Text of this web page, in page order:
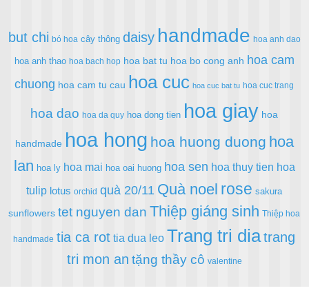
but chi bó hoa cây thông daisy handmade hoa anh dao
hoa anh thao hoa bach hop hoa bat tu hoa bo cong anh hoa cam
chuong hoa cam tu cau hoa cuc hoa cuc bat tu hoa cuc trang
hoa dao hoa da quy hoa dong tien hoa giay hoa
handmade hoa hong hoa huong duong hoa
lan hoa ly hoa mai hoa oai huong hoa sen hoa thuy tien hoa
tulip lotus orchid quà 20/11 Quà noel rose sakura
sunflowers tet nguyen dan Thiệp giáng sinh Thiệp hoa
handmade tia ca rot tia dua leo Trang tri diatrang
tri mon an tặng thầy cô valentine